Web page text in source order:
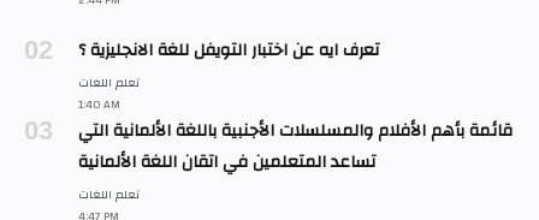
تعرف ايه عن اختبار التويفل للغة الانجليزية ؟
قائمة بأهم الأفلام والمسلسلات الأجنبية باللغة الألمانية التي
تساعد المتعلمين في اتقان اللغة الألمانية